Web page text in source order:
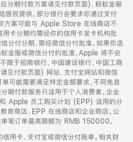
分期付款方案请见付款页面)、蚂蚁金服
民提供。部分银行会要求你通过支付
方案可能与 Apple Store 在线商店不
卡分期均需经你的信用卡发卡机构批
分付分期，需经微信分付批准。如果你选
金服或微信分付的批准，Apple 将不会
限于招商银行、中国建设银行、中国工商
见付款页面) 网站、支付宝网站和微信
单可能需要满足特定金额要求，不同免息
期付款服务只适用于个人消费者。企业
Apple 员工购买计划 (EPP) 适用的分
育商店、EPP 在线商店和企业商店。公
单笔订单最高限额为 RMB 150000。
用卡、支付宝或微信分付账单。相关财